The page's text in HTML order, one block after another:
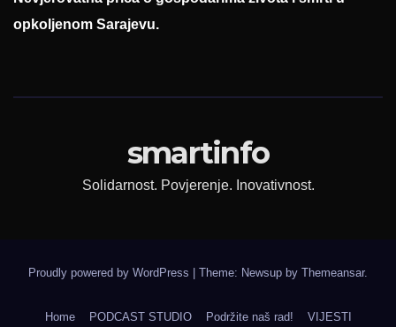
opkoljenom Sarajevu.
smartinfo
Solidarnost. Povjerenje. Inovativnost.
Proudly powered by WordPress Theme: Newsup by Themeansar.
Home PODCAST STUDIO Podržite naš rad! VIJESTI